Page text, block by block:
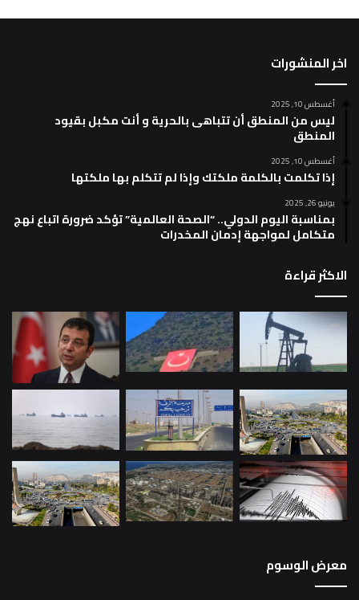
اخر المنشورات
أغسطس 10, 2025
ليس من المنطق أن تتباهى بالحرية و أنت مكبل بقيود
المنطق
أغسطس 10, 2025
إذا تكلمت بالكلمة ملكتك وإذا لم تتكلم بها ملكتها
يونيو 26, 2025
بمناسبة اليوم الدولي.. “الصحة العالمية” تؤكد ضرورة اتباع نهج
متكامل لمواجهة إدمان المخدرات
الاكثر قراءة
معرض الوسوم